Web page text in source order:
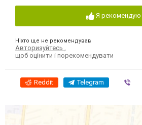
Я рекомендую
Ніхто ще не рекомендував
Авторизуйтесь
щоб оцінити і порекомендувати
Reddit Telegram